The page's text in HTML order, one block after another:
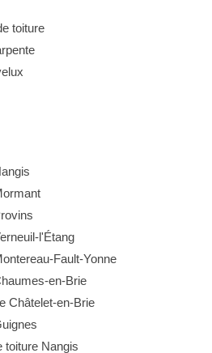
toiture
l'Étang
Fault-Yonne
en-Brie
Châtelet-en-Brie
toiture Nangis